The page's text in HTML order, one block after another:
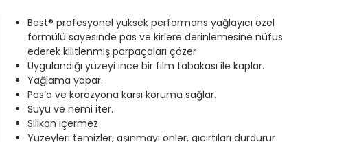
Best® profesyonel yüksek performans yağlayıcı özel
formülü sayesinde pas ve kirlere derinlemesine nüfus
ederek kilitlenmiş parpaçaları çözer
Uygulandığı yüzeyi ince bir film tabakası ile kaplar.
Yağlama yapar.
Pas’a ve korozyona karsı koruma sağlar.
Suyu ve nemi iter.
Silikon içermez
Yüzeyleri temizler, aşınmayı önler, gıcırtıları durdurur